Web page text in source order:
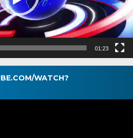
01:23
WATCH?